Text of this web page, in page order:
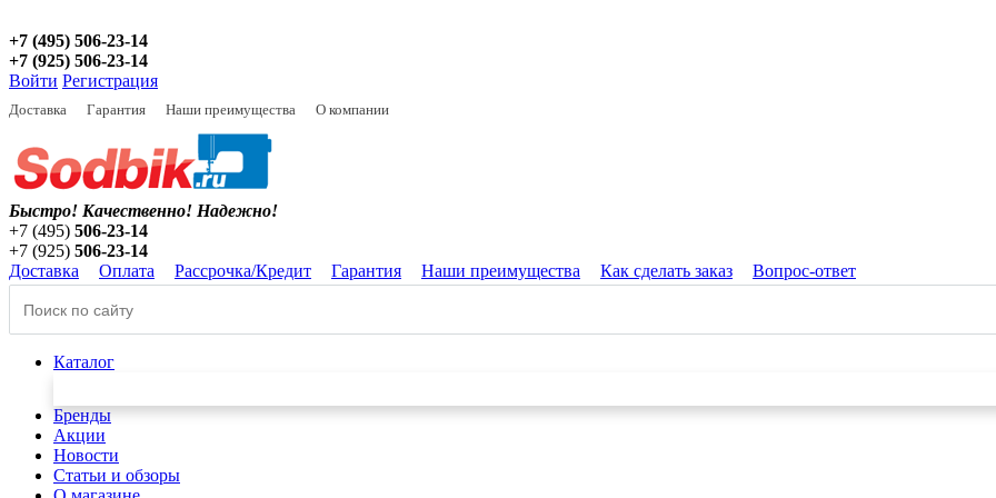
+7 (495) 506-23-14
+7 (925) 506-23-14
Войти Регистрация
Доставка Гарантия Наши преимущества О компании
Быстро! Качественно! Надежно!
+7 (495) 506-23-14
+7 (925) 506-23-14
Доставка
Оплата Рассрочка/Кредит Гарантия Наши преимущества Как сделать заказ Вопрос-ответ
Каталог
Бренды
Акции
Новости
Статьи и обзоры